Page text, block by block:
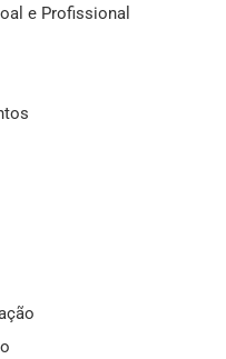
e Profissional